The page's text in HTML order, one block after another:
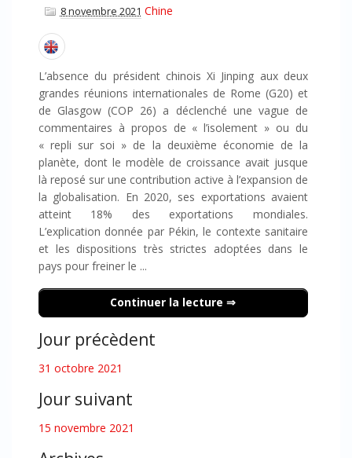
8 novembre 2021 Chine
L’absence du président chinois Xi Jinping aux deux
grandes réunions internationales de Rome (G20) et
de Glasgow (COP 26) a déclenché une vague de
commentaires à propos de « l’isolement » ou du
« repli sur soi » de la deuxième économie de la
planète, dont le modèle de croissance avait jusque
là reposé sur une contribution active à l’expansion de
la globalisation. En 2020, ses exportations avaient
atteint 18% des exportations mondiales.
L’explication donnée par Pékin, le contexte sanitaire
et les dispositions très strictes adoptées dans le
pays pour freiner le ...
Continuer la lecture
Jour précèdent
31 octobre 2021
Jour suivant
15 novembre 2021